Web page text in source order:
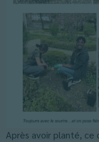
Après avoir planté, ce